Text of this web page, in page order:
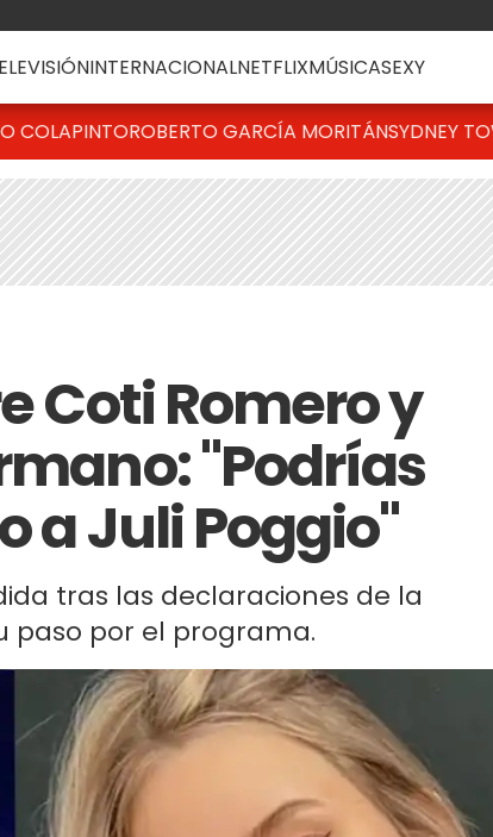
INTERNACIONALNETFLIXMÚSICASEXY
COLAPINTOROBERTO GARCÍA MORITÁNSYDNEY
Coti Romero y
"Podrías
a Juli Poggio"
tras las declaraciones de la
paso por el programa.